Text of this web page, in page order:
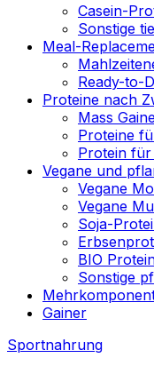
Casein-
Sonstige
Meal-
Ready-to-
Proteine nach
Mass
Proteine
Protein
Vegane und
Vegane
Vegane
Soja-
BIO
Sonstige
Gainer
Sportnahrung